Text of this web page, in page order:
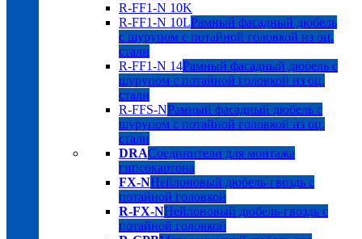
R-FF1-N 10K
R-FF1-N 10LРамный фасадный дюбель
с шурупом с потайной головкой из оц.
стали
R-FF1-N 14Рамный фасадный дюбель с
шурупом с потайной головкой из оц.
стали
R-FFS-NРамный фасадный дюбель с
шурупом с потайной головкой из оц.
стали
DRAСоединители для монтажа
гипсокартона
FX-NНейлоновый дюбель-гвоздь с
потайной головкой
R-FX-NНейлоновый дюбель-гвоздь с
потайной головкой